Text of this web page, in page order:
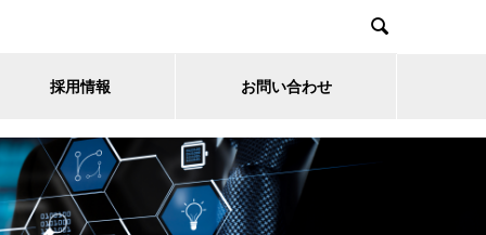

採用情報 お問い合わせ